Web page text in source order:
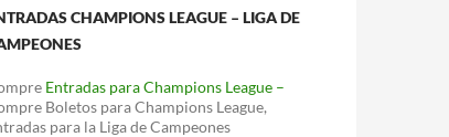
CHAMPIONS LEAGUE – LIGA DE
Entradas para Champions League –
Boletos para Champions League,
para la Liga de Campeones